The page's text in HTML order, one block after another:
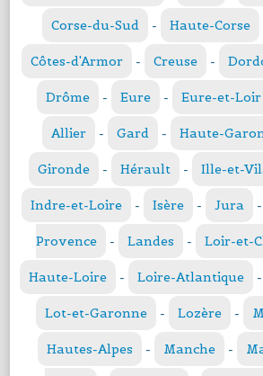
Corse-du-Sud - Haute-Corse
Côtes-d'Armor - Creuse -
Drôme - Eure - Eure-et-Loir
Allier - Gard - Haute-
Gironde - Hérault - Ille-et-
Indre-et-Loire - Isère - Jura -
Provence - Landes - Loir-et-
Haute-Loire - Loire-Atlantique -
Lot-et-Garonne - Lozère -
Hautes-Alpes - Manche -